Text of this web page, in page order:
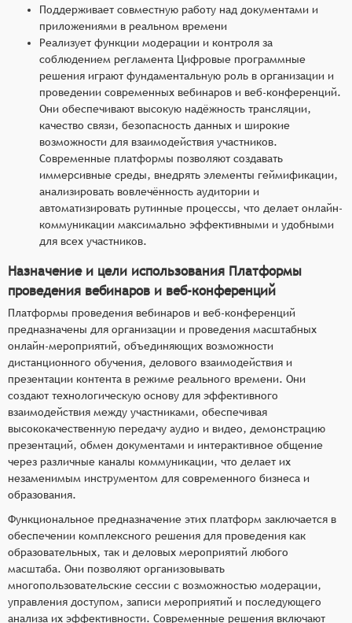
Поддерживает совместную работу над документами и
приложениями в реальном времени
Реализует функции модерации и контроля за
соблюдением регламента Цифровые программные
решения играют фундаментальную роль в организации и
проведении современных вебинаров и веб-конференций.
Они обеспечивают высокую надёжность трансляции,
качество связи, безопасность данных и широкие
возможности для взаимодействия участников.
Современные платформы позволяют создавать
иммерсивные среды, внедрять элементы геймификации,
анализировать вовлечённость аудитории и
автоматизировать рутинные процессы, что делает онлайн-
коммуникации максимально эффективными и удобными
для всех участников.
Назначение и цели использования Платформы
проведения вебинаров и веб-конференций
Платформы проведения вебинаров и веб-конференций
предназначены для организации и проведения масштабных
онлайн-мероприятий, объединяющих возможности
дистанционного обучения, делового взаимодействия и
презентации контента в режиме реального времени. Они
создают технологическую основу для эффективного
взаимодействия между участниками, обеспечивая
высококачественную передачу аудио и видео, демонстрацию
презентаций, обмен документами и интерактивное общение
через различные каналы коммуникации, что делает их
незаменимым инструментом для современного бизнеса и
образования.
Функциональное предназначение этих платформ заключается в
обеспечении комплексного решения для проведения как
образовательных, так и деловых мероприятий любого
масштаба. Они позволяют организовывать
многопользовательские сессии с возможностью модерации,
управления доступом, записи мероприятий и последующего
анализа их эффективности. Современные решения включают